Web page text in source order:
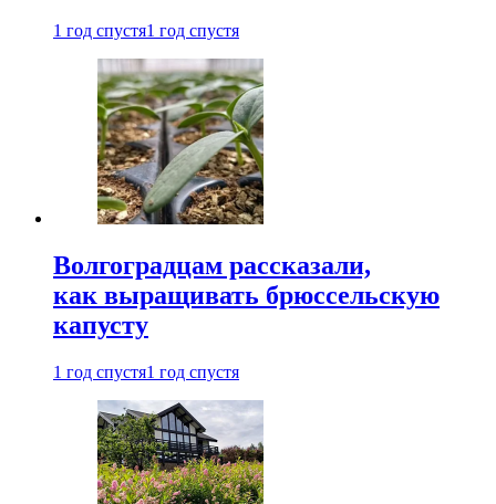
1 год спустя1 год спустя
Волгоградцам рассказали,
как выращивать брюссельскую
капусту
1 год спустя1 год спустя